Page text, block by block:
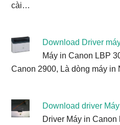
cài…
Download Driver
Máy in Canon LBP
Canon 2900, Là dòng máy
Download driver
Driver Máy in